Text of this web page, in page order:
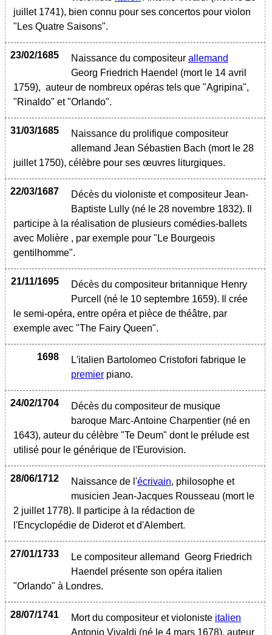
juillet 1741), bien connu pour ses concertos pour violon
"Les Quatre Saisons".
23/02/1685 Naissance du compositeur allemand
Georg Friedrich Haendel (mort le 14 avril
1759), auteur de nombreux opéras tels que "Agripina",
"Rinaldo" et "Orlando".
31/03/1685
Naissance du prolifique compositeur
allemand Jean Sébastien Bach (mort le 28
juillet 1750), célèbre pour ses œuvres liturgiques.
22/03/1687
Décès du violoniste et compositeur Jean-
Baptiste Lully (né le 28 novembre 1832). Il
participe à la réalisation de plusieurs comédies-ballets
avec Molière , par exemple pour "Le Bourgeois
gentilhomme".
21/11/1695
Décès du compositeur britannique Henry
Purcell (né le 10 septembre 1659). Il crée
le semi-opéra, entre opéra et pièce de théâtre, par
exemple avec "The Fairy Queen".
1698
L'italien Bartolomeo Cristofori fabrique le
premier piano.
24/02/1704
Décès du compositeur de musique
baroque Marc-Antoine Charpentier (né en
1643), auteur du célèbre "Te Deum" dont le prélude est
utilisé pour le générique de l'Eurovision.
28/06/1712 Naissance de l'écrivain, philosophe et
musicien Jean-Jacques Rousseau (mort le
2 juillet 1778). Il participe à la rédaction de
l'Encyclopédie de Diderot et d'Alembert.
27/01/1733
Le compositeur allemand Georg Friedrich
Haendel présente son opéra italien
"Orlando" à Londres.
28/07/1741 Mort du compositeur et violoniste italien
Antonio Vivaldi (né le 4 mars 1678), auteur